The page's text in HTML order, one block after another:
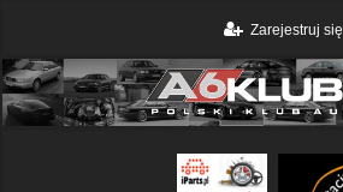
Zarejestruj się